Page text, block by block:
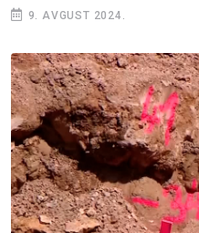
9. AVGUST 2024.